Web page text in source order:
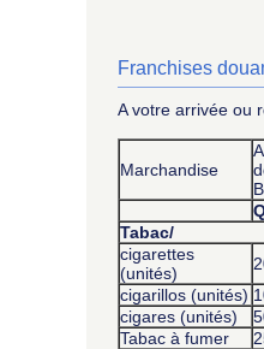
Franchises
A votre arrivée ou
Marchandise
Tabac/
cigarettes
(unités)
cigarillos (unités)
cigares (unités)
Tabac à fumer